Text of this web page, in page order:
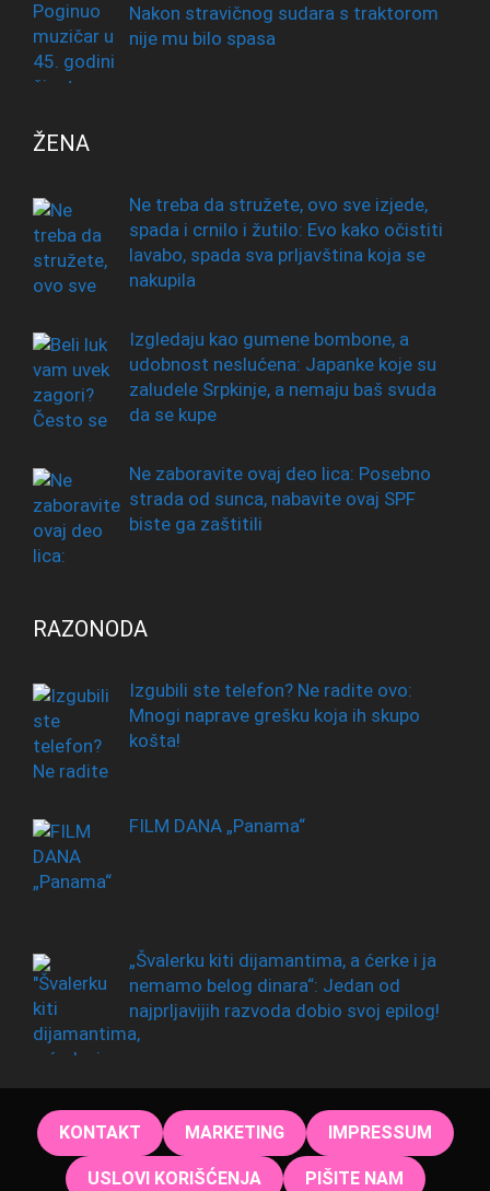
Nakon stravičnog sudara s traktorom
nije mu bilo spasa
ŽENA
Ne treba da stružete, ovo sve izjede,
spada i crnilo i žutilo: Evo kako očistiti
lavabo, spada sva prljavština koja se
nakupila
Izgledaju kao gumene bombone, a
udobnost neslućena: Japanke koje su
zaludele Srpkinje, a nemaju baš svuda
da se kupe
Ne zaboravite ovaj deo lica: Posebno
strada od sunca, nabavite ovaj SPF
biste ga zaštitili
RAZONODA
Izgubili ste telefon? Ne radite ovo:
Mnogi naprave grešku koja ih skupo
košta!
FILM DANA „Panama“
„Švalerku kiti dijamantima, a ćerke i ja
nemamo belog dinara“: Jedan od
najprljavijih razvoda dobio svoj epilog!
KONTAKT MARKETING IMPRESSUM
USLOVI KORIŠĆENJA PIŠITE NAM